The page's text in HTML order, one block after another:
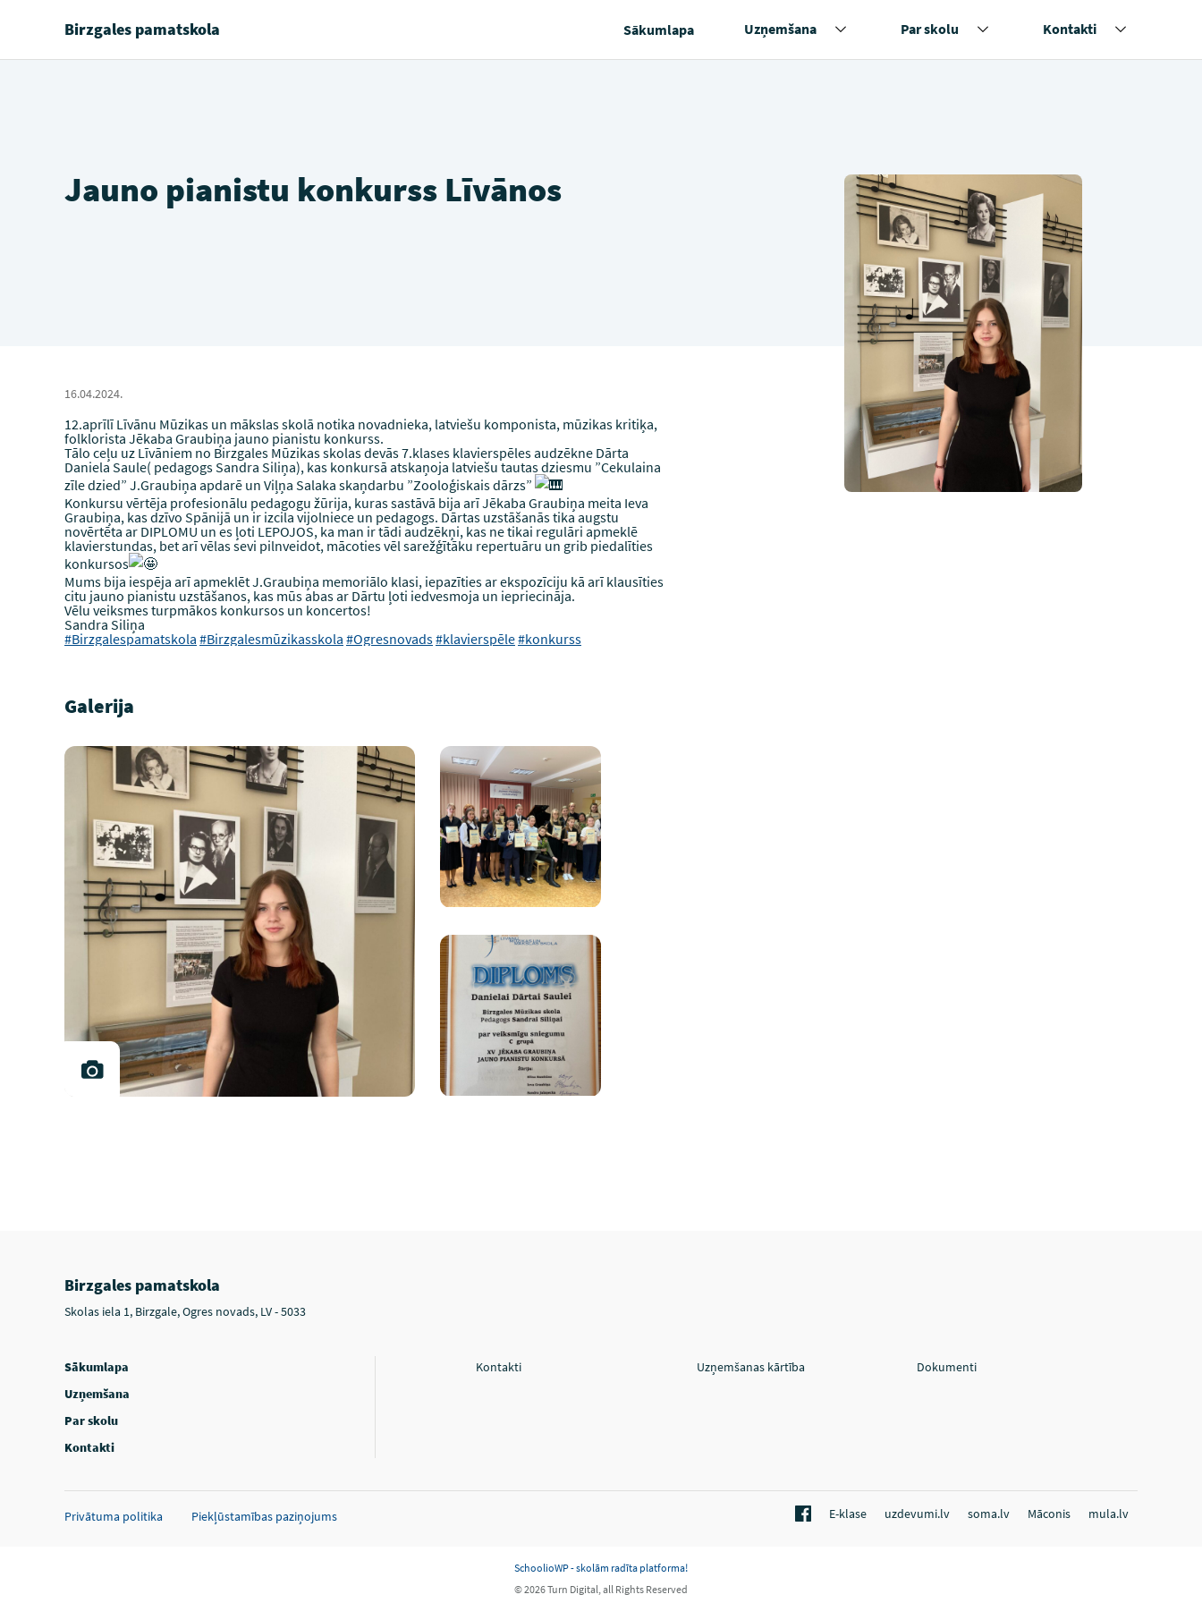
Birzgales pamatskola Sākumlapa Uzņemšana Par skolu Kontakti
Jauno pianistu konkurss Līvānos
16.04.2024.
12.aprīlī Līvānu Mūzikas un mākslas skolā notika novadnieka, latviešu komponista, mūzikas kritiķa,
folklorista Jēkaba Graubiņa jauno pianistu konkurss.
Tālo ceļu uz Līvāniem no Birzgales Mūzikas skolas devās 7.klases klavierspēles audzēkne Dārta
Daniela Saule( pedagogs Sandra Siliņa), kas konkursā atskaņoja latviešu tautas dziesmu ”Cekulaina
zīle dzied” J.Graubiņa apdarē un Viļņa Salaka skaņdarbu ”Zooloģiskais dārzs”
Konkursu vērtēja profesionālu pedagogu žūrija, kuras sastāvā bija arī Jēkaba Graubiņa meita Ieva
Graubiņa, kas dzīvo Spānijā un ir izcila vijolniece un pedagogs. Dārtas uzstāšanās tika augstu
novērtēta ar DIPLOMU un es ļoti LEPOJOS, ka man ir tādi audzēkņi, kas ne tikai regulāri apmeklē
klavierstundas, bet arī vēlas sevi pilnveidot, mācoties vēl sarežģītāku repertuāru un grib piedalīties
konkursos
Mums bija iespēja arī apmeklēt J.Graubiņa memoriālo klasi, iepazīties ar ekspozīciju kā arī klausīties
citu jauno pianistu uzstāšanos, kas mūs abas ar Dārtu ļoti iedvesmoja un iepriecināja.
Vēlu veiksmes turpmākos konkursos un koncertos!
Sandra Siliņa
#Birzgalespamatskola #Birzgalesmūzikasskola #Ogresnovads#klavierspēle#konkurss
Galerija
Birzgales pamatskola
Skolas iela 1, Birzgale, Ogres novads, LV - 5033
Sākumlapa
Uzņemšana
Par skolu
Kontakti
Kontakti Uzņemšanas kārtība Dokumenti
Privātuma politika Piekļūstamības paziņojums E-klase uzdevumi.lv soma.lv Māconis mula.lv
SchoolioWP - skolām radīta platforma!
© 2026 Turn Digital, all Rights Reserved